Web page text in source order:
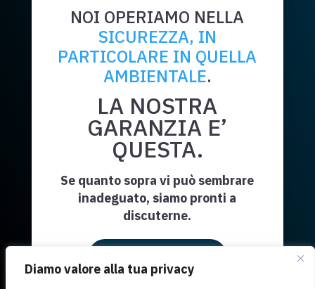
Diamo valore alla tua privacy
NOI OPERIAMO NELLA
SICUREZZA, IN
PARTICOLARE IN QUELLA
AMBIENTALE.
LA NOSTRA
GARANZIA E’
QUESTA.
Se quanto sopra vi può sembrare
inadeguato, siamo pronti a
discuterne.